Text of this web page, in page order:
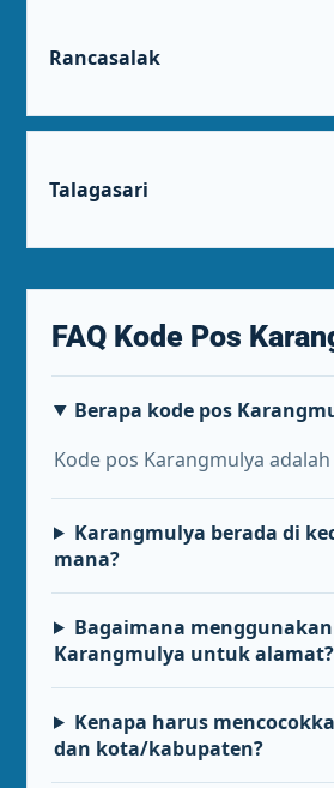
Rancasalak
Talagasari
FAQ Kode Pos
Berapa kode pos
Kode pos Karangmulya adalah
Karangmulya berada di
mana?
Bagaimana
Karangmulya untuk alamat?
Kenapa harus
dan kota/kabupaten?